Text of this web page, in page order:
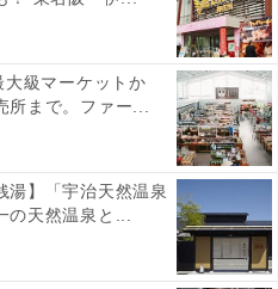
5級・4級を取得しており、
。本人も「次は3級を受け
。
っており、4年生になって
の宿題量が一気に増えまし
科の暗記に苦戦しており、
大級マーケットか
所まで。ファー...
湯】「宇治天然温泉
天然温泉と...